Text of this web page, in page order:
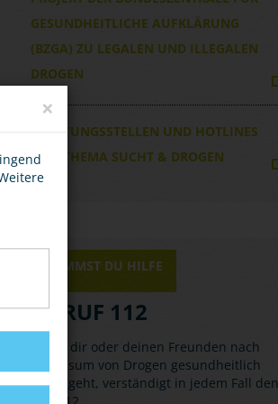
GESUNDHEITLICHE AUFKLÄRUNG
(BZGA) ZU LEGALEN UND ILLEGALEN
DROGEN
BERATUNGSSTELLEN UND HOTLINES
ZUM THEMA SUCHT & DROGEN
HIER BEKOMMST DU HILFE
NOTRUF 112
Wenn es dir oder deinen Freunden nach
dem Konsum von Drogen gesundheitlich
schlecht geht, verständigt in jedem Fall den
×